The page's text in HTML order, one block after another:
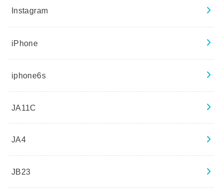
Instagram
iPhone
iphone6s
JA11C
JA4
JB23